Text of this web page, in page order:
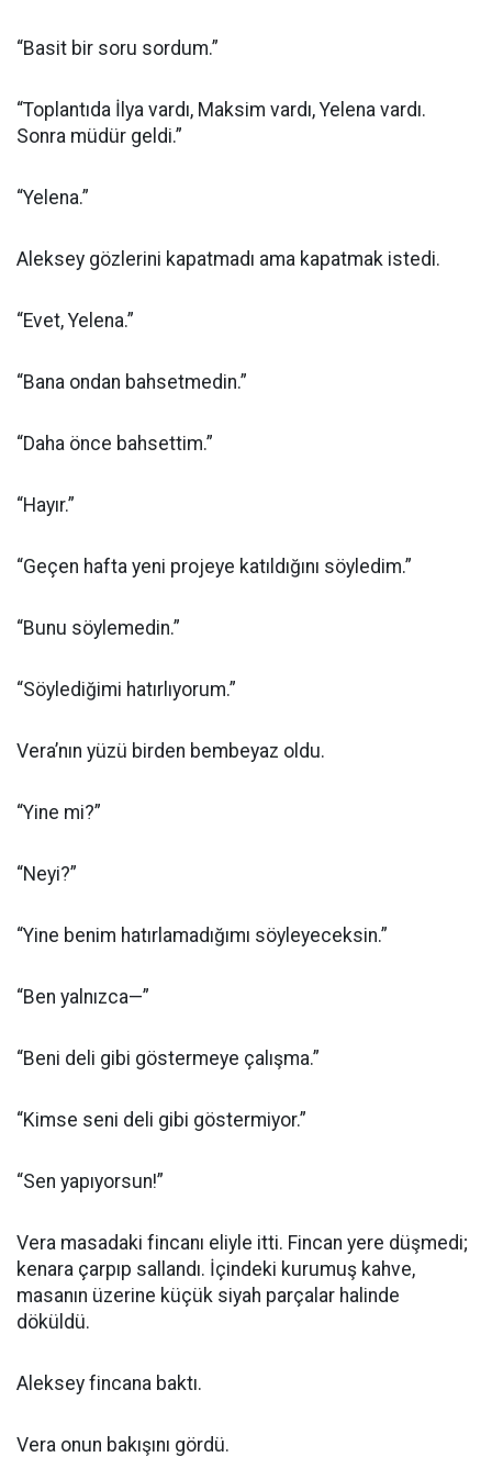
“Basit bir soru sordum.”
“Toplantıda İlya vardı, Maksim vardı, Yelena vardı.
Sonra müdür geldi.”
“Yelena.”
Aleksey gözlerini kapatmadı ama kapatmak istedi.
“Evet, Yelena.”
“Bana ondan bahsetmedin.”
“Daha önce bahsettim.”
“Hayır.”
“Geçen hafta yeni projeye katıldığını söyledim.”
“Bunu söylemedin.”
“Söylediğimi hatırlıyorum.”
Vera’nın yüzü birden bembeyaz oldu.
“Yine mi?”
“Neyi?”
“Yine benim hatırlamadığımı söyleyeceksin.”
“Ben yalnızca—”
“Beni deli gibi göstermeye çalışma.”
“Kimse seni deli gibi göstermiyor.”
“Sen yapıyorsun!”
Vera masadaki fincanı eliyle itti. Fincan yere düşmedi;
kenara çarpıp sallandı. İçindeki kurumuş kahve,
masanın üzerine küçük siyah parçalar halinde
döküldü.
Aleksey fincana baktı.
Vera onun bakışını gördü.